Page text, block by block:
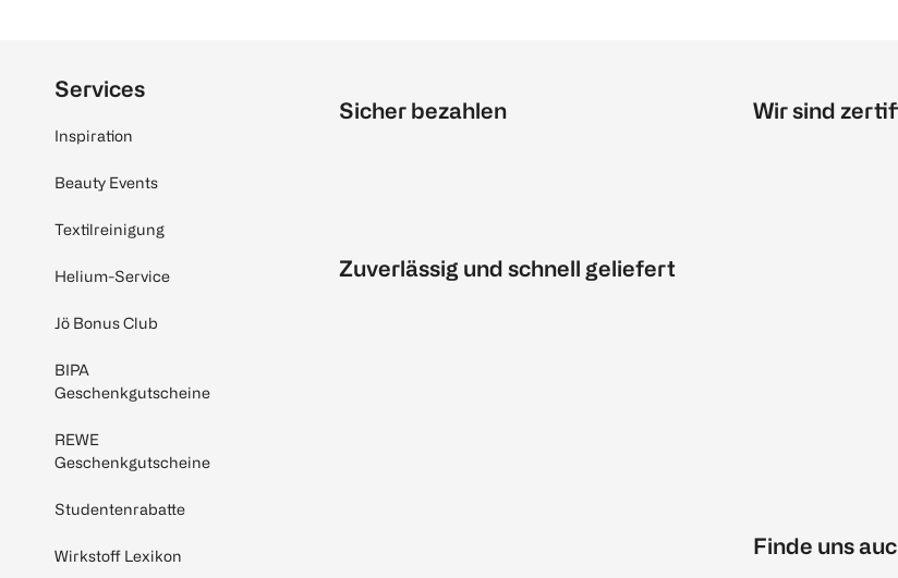
Services
Inspiration
Beauty Events
Textilreinigung
Helium-Service
Jö Bonus Club
BIPA
Geschenkgutscheine
REWE
Geschenkgutscheine
Studentenrabatte
Wirkstoff Lexikon
Sicher bezahlen
Zuverlässig und schnell geliefert
Wir sind
Finde uns